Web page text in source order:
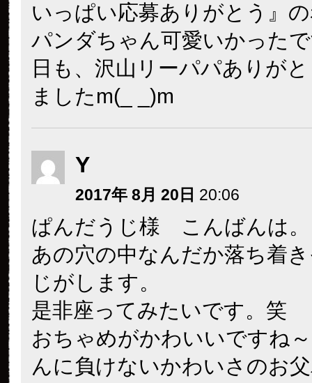
いっぱい応募ありがとう』
パンダちゃん可愛いかった
日も、沢山リーパパありが
ましたm(_ _)m
Y
2017年 8月 20日 20:06
ぱんだうじ様 こんばんは。
あの穴の中なんだか落ち着
じがします。
是非座ってみたいです。笑
おちゃめがかわいいですね
んに負けないかわいさのお